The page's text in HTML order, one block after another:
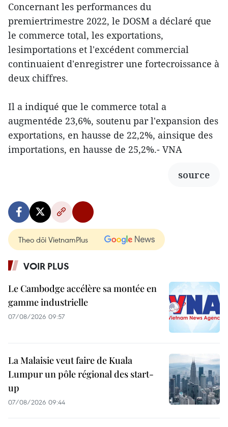
Concernant les performances du
premiertrimestre 2022, le DOSM a déclaré que
le commerce total, les exportations,
lesimportations et l'excédent commercial
continuaient d'enregistrer une fortecroissance à
deux chiffres.
Il a indiqué que le commerce total a
augmentéde 23,6%, soutenu par l'expansion des
exportations, en hausse de 22,2%, ainsique des
importations, en hausse de 25,2%.- VNA
source
Theo dõi VietnamPlus
VOIR PLUS
Le Cambodge accélère sa montée en
gamme industrielle
07/08/2026 09:57
La Malaisie veut faire de Kuala
Lumpur un pôle régional des start-
up
07/08/2026 09:44